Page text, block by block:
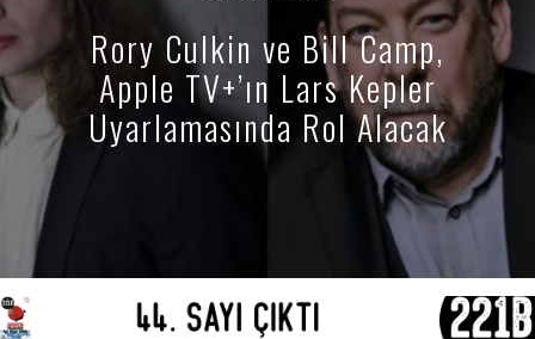
Rory Culkin ve Bill Camp,
Apple TV+’ın Lars Kepler
Uyarlamasında Rol Alacak